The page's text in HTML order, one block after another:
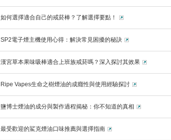
如何選擇適合自己的戒菸棒？了解選擇要點！
SP2電子煙主機使用心得：解決常見困擾的秘訣
漢宮草本果味吸棒適合上班族戒菸嗎？深入探討其效果
Ripe Vapes生命之樹煙油的成癮性與使用經驗探討
鹽博士煙油的成分與製作過程揭秘：你不知道的真相
最受歡迎的鯊克煙油口味推薦與選擇指南